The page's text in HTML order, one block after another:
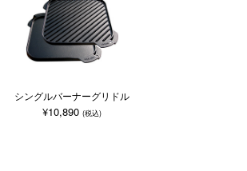
シングルバーナーグリドル
¥10,890 (税込)